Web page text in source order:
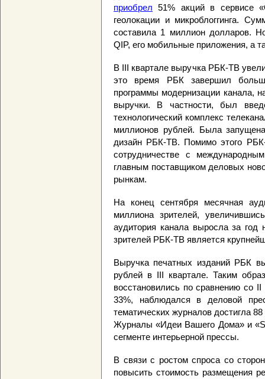
приобрел 51% акций в сервисе
геолокации и микроблоггинга.
составила 1 миллион долларов.
QIP, его мобильные приложения, а
В III квартале выручка РБК-ТВ
это время РБК завершил
программы модернизации канала,
выручки. В частности, был
технологический комплекс
миллионов рублей. Была
дизайн РБК-ТВ. Помимо этого
сотрудничестве с
главным поставщиком деловых
рынкам.
На конец сентября месячная
миллиона зрителей,
аудитория канала выросла за
зрителей РБК-ТВ является
Выручка печатных изданий РБК
рублей в III квартале. Таким
восстановились по сравнению со
33%, наблюдался в деловой
тематических журналов достигла
Журналы «Идеи Вашего Дома» и
сегменте интерьерной прессы.
В связи с ростом спроса со
повысить стоимость размещения